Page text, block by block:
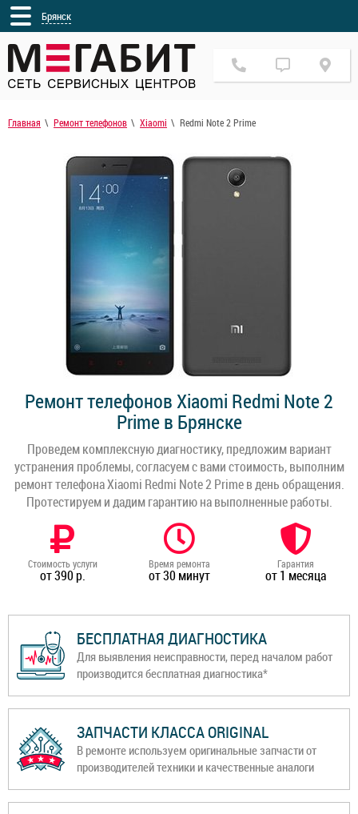
Брянск
Главная Ремонт телефонов Xiaomi Redmi Note 2 Prime
Ремонт телефонов Xiaomi Redmi Note 2
Prime в Брянске
Проведем комплексную диагностику, предложим вариант
устранения проблемы, согласуем с вами стоимость, выполним
ремонт телефона Xiaomi Redmi Note 2 Prime в день обращения.
Протестируем и дадим гарантию на выполненные работы.
Стоимость услуги
от 390 р.
Время ремонта
от 30 минут
Гарантия
от 1 месяца
БЕСПЛАТНАЯ ДИАГНОСТИКА
Для выявления неисправности, перед началом работ
производится бесплатная диагностика*
ЗАПЧАСТИ КЛАССА ORIGINAL
В ремонте используем оригинальные запчасти от
производителей техники и качественные аналоги